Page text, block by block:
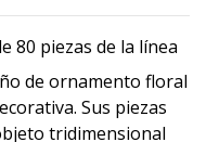
80 piezas de la línea
de ornamento floral
Sus piezas
tridimensional